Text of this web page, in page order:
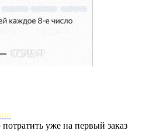
уже на первый заказ